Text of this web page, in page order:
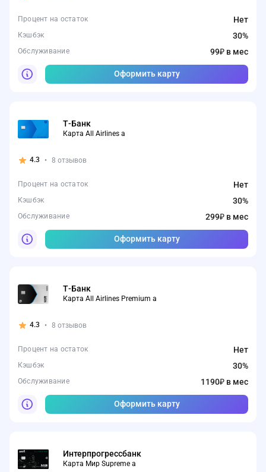
Процент на остаток Нет
Кэшбэк 30%
Обслуживание 99₽ в мес
Оформить карту
Т-Банк
Карта All Airlines а
4.3 • 8 отзывов
Процент на остаток Нет
Кэшбэк 30%
Обслуживание 299₽ в мес
Оформить карту
Т-Банк
Карта All Airlines Premium а
4.3 • 8 отзывов
Процент на остаток Нет
Кэшбэк 30%
Обслуживание 1190₽ в мес
Оформить карту
Интерпрогрессбанк
Карта Мир Supreme а